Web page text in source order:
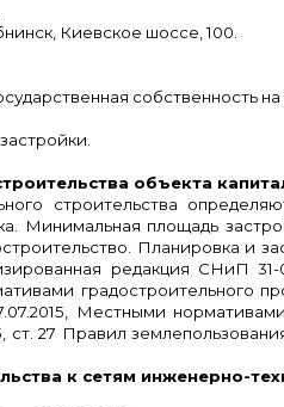
Киевское шоссе, 100.
собственность
объекта
строительства
Минимальная площадь
Планировка и
редакция СНиП
градостроительного
Местными
27 Правил
к сетям инженерно-